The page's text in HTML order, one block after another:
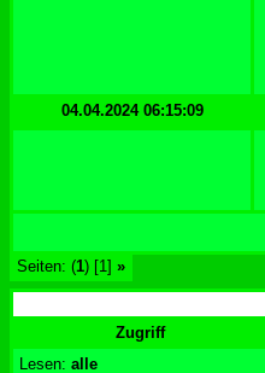
04.04.2024 06:15:09
Seiten: (1) [1] »
Zugriff
Lesen: alle